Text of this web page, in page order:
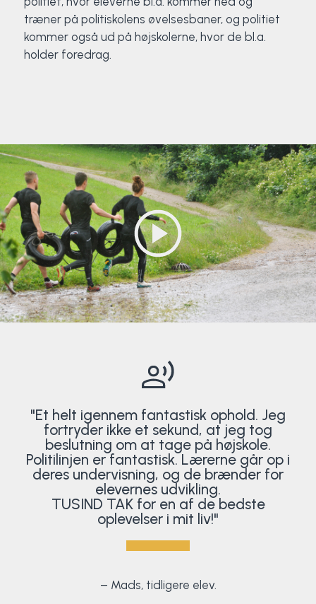
træner på politiskolens øvelsesbaner, og politiet
kommer også ud på højskolerne, hvor de bl.a.
holder foredrag.
"Et helt igennem fantastisk ophold. Jeg
fortryder ikke et sekund, at jeg tog
beslutning om at tage på højskole.
Politilinjen er fantastisk. Lærerne går op i
deres undervisning, og de brænder for
elevernes udvikling.
TUSIND TAK for en af de bedste
oplevelser i mit liv!"
– Mads, tidligere elev.